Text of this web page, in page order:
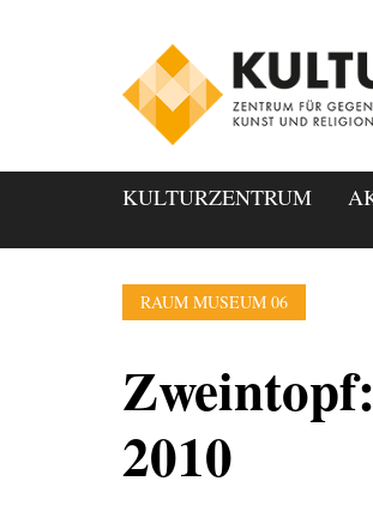
KULTURZENTRUM
RAUM MUSEUM 06
2010